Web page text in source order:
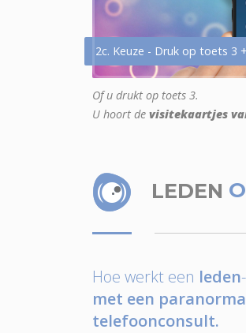
2c. Keuze - Druk op toets 3 +
Of u drukt op toets 3.
U hoort de visitekaartjes
LEDEN
Hoe werkt een leden
met een
telefoonconsult.